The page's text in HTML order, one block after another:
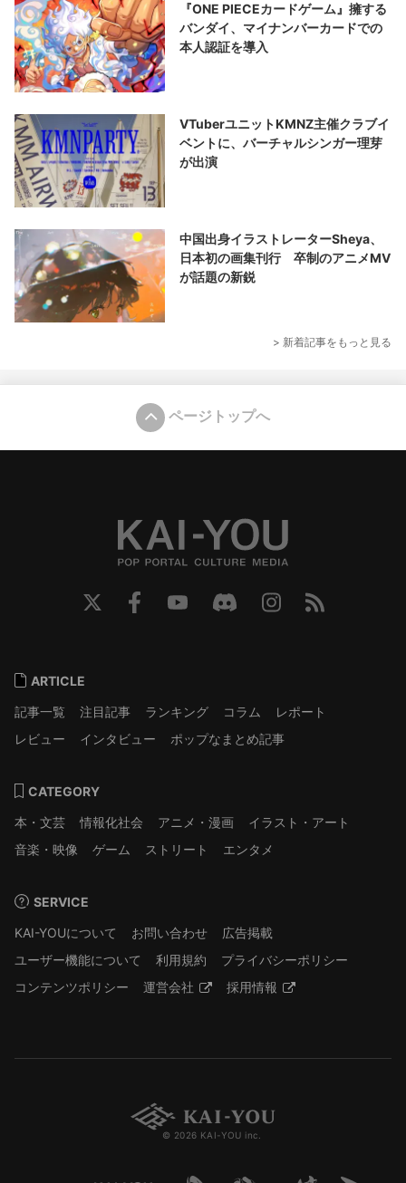
『ONE PIECEカードゲーム』擁する
バンダイ、マイナンバーカードでの
本人認証を導入
VTuberユニットKMNZ主催クラブイ
ベントに、バーチャルシンガー理芽
が出演
中国出身イラストレーターSheya、
日本初の画集刊行 卒制のアニメMV
が話題の新鋭
> 新着記事をもっと見る
ページトップへ
ARTICLE
記事一覧
注目記事 ランキング コラム
レポート
レビュー
インタビュー ポップなまとめ記事
CATEGORY
本・文芸
情報化社会 アニメ・漫画
イラスト・アート
音楽・映像
ゲーム ストリート エンタメ
SERVICE
KAI-YOUについて
お問い合わせ
広告掲載
ユーザー機能について
利用規約
プライバシーポリシー
コンテンツポリシー
運営会社 採用情報
© 2026 KAI-YOU inc.